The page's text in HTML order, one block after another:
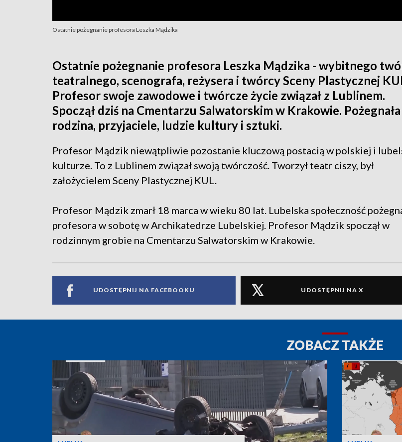
Ostatnie pożegnanie profesora Leszka Mądzika
Ostatnie pożegnanie profesora Leszka Mądzika - wybitnego
teatralnego, scenografa, reżysera i twórcy Sceny Plastycznej
Profesor swoje zawodowe i twórcze życie związał z Lublinem.
Spoczął dziś na Cmentarzu Salwatorskim w Krakowie.
rodzina, przyjaciele, ludzie kultury i sztuki.
Profesor Mądzik niewątpliwie pozostanie kluczową postacią w polskiej i
kulturze. To z Lublinem związał swoją twórczość. Tworzył teatr ciszy, był
założycielem Sceny Plastycznej KUL.
Profesor Mądzik zmarł 18 marca w wieku 80 lat. Lubelska społeczność
profesora w sobotę w Archikatedrze Lubelskiej. Profesor Mądzik spoczął w
rodzinnym grobie na Cmentarzu Salwatorskim w Krakowie.
UDOSTĘPNIJ NA FACEBOOKU UDOSTĘPNIJ NA X
ZOBACZ TAKŻE